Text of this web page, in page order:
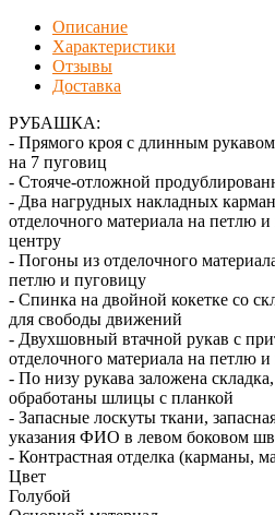
Описание
Характеристики
Отзывы
Доставка
РУБАШКА:
- Прямого кроя с длинным рукавом
на 7 пуговиц
- Стояче-отложной
- Два нагрудных накладных
отделочного материала на петлю
центру
- Погоны из отделочного
петлю и пуговицу
- Спинка на двойной кокетке со
для свободы движений
- Двухшовный втачной рукав с
отделочного материала на петлю
- По низу рукава заложена
обработаны шлицы с планкой
- Запасные лоскуты ткани,
указания ФИО в левом боковом
- Контрастная отделка (карманы,
Цвет
Голубой